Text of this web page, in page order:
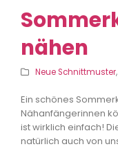
nähen
Neue Schnittmuster,
Ein schönes
Nähanfängerinnen
ist wirklich einfach!
natürlich auch von